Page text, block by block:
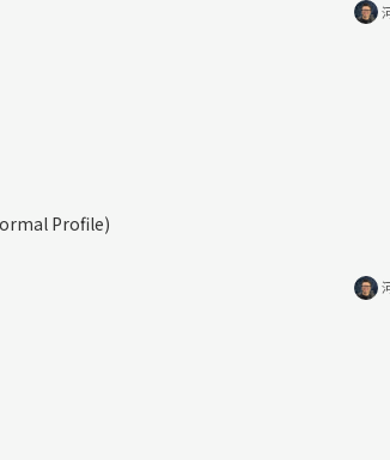
Profile)